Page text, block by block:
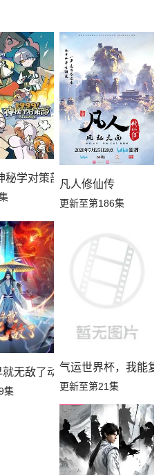
集 第01集
秘学对策部英语
凡人修仙传
更新至第186集
就无敌了动态漫
集
气运世界杯，我能
更新至第21集